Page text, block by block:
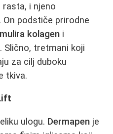
i njeno
On podstiče prirodne
kolagen i
Slično, tretmani koji
za cilj duboku
tkiva.
ulogu. Dermapen je